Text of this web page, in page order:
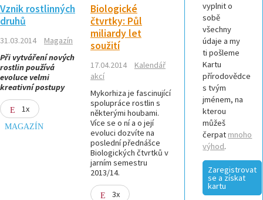
Vznik rostlinných
druhů
31.03.2014
Magazín
Při vytváření nových
rostlin používá
evoluce velmi
kreativní postupy
1x
MAGAZÍN
Biologické
čtvrtky: Půl
miliardy let
soužití
17.04.2014
Kalendář
akcí
Mykorhiza je fascinující
spolupráce rostlin s
některými houbami.
Více se o ní a o její
evoluci dozvíte na
poslední přednášce
Biologických čtvrtků v
jarním semestru
2013/14.
3x
vyplnit o
sobě
všechny
údaje a my
ti pošleme
Kartu
přírodovědce
s tvým
jménem, na
kterou
můžeš
čerpat mnoho
výhod.
Zaregistrovat
se a získat
kartu